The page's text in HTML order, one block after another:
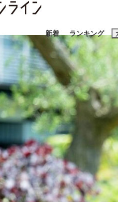
新着 ランキング
スクープ ニ
厳戒トーキョー滞在記》RM→渋
から81年
おすすめ
#玉木雄一